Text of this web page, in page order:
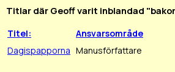
Titlar där Geoff varit inblandad
Titel:
Ansvarsområde
Dagispapporna Manusförfattare